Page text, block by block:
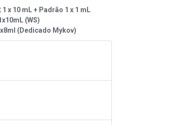
1 x 10 mL + Padrão 1 x 1 mL
(WS)
(Dedicado Mykov)